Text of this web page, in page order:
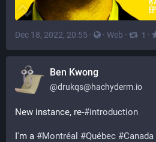
Dec 18, 2022, 20:55 · · Web · 1 ·
Ben Kwong
@drukqs@hachyderm.io
New instance, re-#introduction
I'm a #Montréal #Québec #Canada